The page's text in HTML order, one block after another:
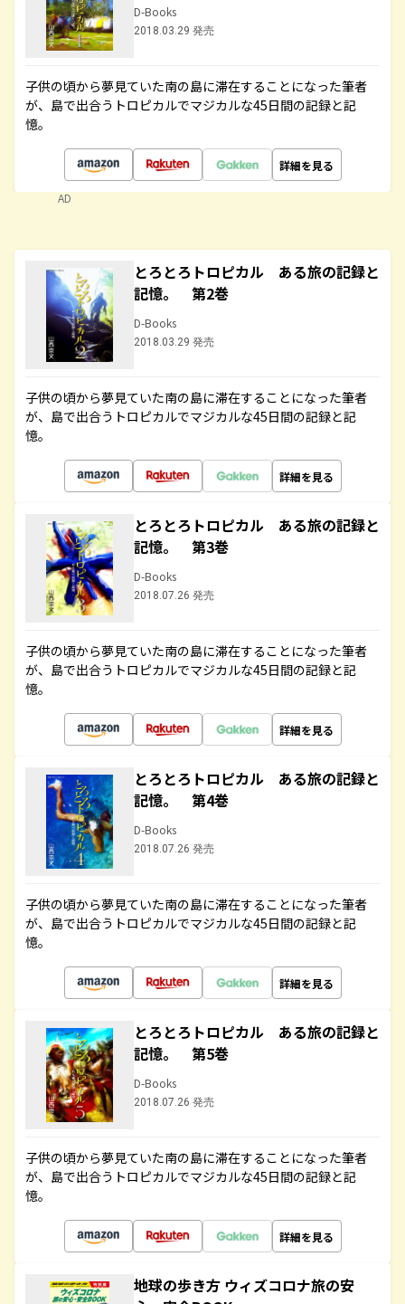
D-Books
2018.03.29 発売
子供の頃から夢見ていた南の島に滞在することになった筆者
が、島で出合うトロピカルでマジカルな45日間の記録と記
憶。
詳細を見る
AD
とろとろトロピカル ある旅の記録と
記憶。 第2巻
D-Books
2018.03.29 発売
子供の頃から夢見ていた南の島に滞在することになった筆者
が、島で出合うトロピカルでマジカルな45日間の記録と記
憶。
詳細を見る
とろとろトロピカル ある旅の記録と
記憶。 第3巻
D-Books
2018.07.26 発売
子供の頃から夢見ていた南の島に滞在することになった筆者
が、島で出合うトロピカルでマジカルな45日間の記録と記
憶。
詳細を見る
とろとろトロピカル ある旅の記録と
記憶。 第4巻
D-Books
2018.07.26 発売
子供の頃から夢見ていた南の島に滞在することになった筆者
が、島で出合うトロピカルでマジカルな45日間の記録と記
憶。
詳細を見る
とろとろトロピカル ある旅の記録と
記憶。 第5巻
D-Books
2018.07.26 発売
子供の頃から夢見ていた南の島に滞在することになった筆者
が、島で出合うトロピカルでマジカルな45日間の記録と記
憶。
詳細を見る
地球の歩き方 ウィズコロナ旅の安